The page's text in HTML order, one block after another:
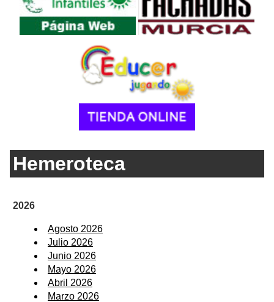
Hemeroteca
2026
Agosto 2026
Julio 2026
Junio 2026
Mayo 2026
Abril 2026
Marzo 2026